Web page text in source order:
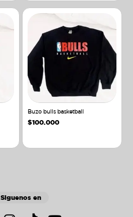
Buzo bulls basketball
$100.000
Siguenos en